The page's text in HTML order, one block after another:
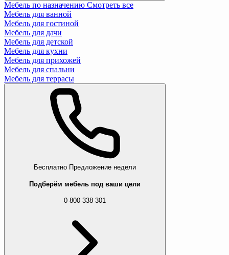
Мебель по назначению Смотреть все
Мебель для ванной
Мебель для гостиной
Мебель для дачи
Мебель для детской
Мебель для кухни
Мебель для прихожей
Мебель для спальни
Мебель для террасы
Бесплатно Предложение недели
Подберём мебель под ваши цели
0 800 338 301